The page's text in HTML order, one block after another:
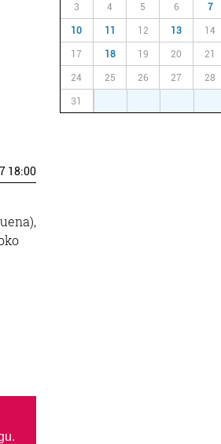
18:00
3 4 5 6 7
10 11 12 13 14
17 18 19 20 21
24 25 26 27 28
31